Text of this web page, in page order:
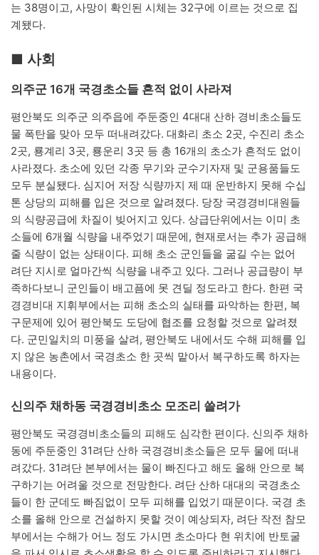
는 38명이고, 사망이 확인된 시체는 32구에 이르는 것으로 집
계됐다.
■ 사회
의주군 16개 국경초소들 흔적 없이 사라져
평안북도 의주군 의주읍에 주둔중인 4대대 산하 경비초소들도
물 폭탄을 맞아 모두 떠내려갔다. 대화리 초소 2곳, 수진리 초소
2곳, 룡계리 3곳, 룡운리 3곳 등 총 16개의 초소가 흔적도 없이
사라졌다. 초소에 있던 각종 무기와 군수기자재 및 군용품들도
모두 분실됐다. 심지어 저장 식량까지 제 때 운반하지 못해 수십
톤 상당의 피해를 입은 것으로 알려졌다. 당장 국경경비대원들
의 식량공급에 차질이 빚어지고 있다. 상급단위에서는 이미 초
소들에 6개월 식량을 내주었기 때문에, 현재로서는 추가 공급해
줄 식량이 없는 상태이다. 피해 초소 군인들을 굶길 수는 없어
려단 지시로 얼마간씩 식량을 내주고 있다. 그러나 공급량이 부
족하다보니 군인들이 배고픔에 못 견딜 정도라고 한다. 한편 국
경경비대 지휘부에서는 피해 초소의 실태를 파악하는 한편, 복
구문제에 있어 평안북도 도당에 협조를 요청할 것으로 알려졌
다. 군민일치의 미풍을 살려, 평안북도 내에서도 수해 피해를 입
지 않은 농촌에서 국경초소 한 곳씩 맡아서 복구하도록 하자는
내용이다.
신의주 채하동 국경경비초소 모조리 쓸려가
평안북도 국경경비초소들의 피해도 심각한 편이다. 신의주 채하
동에 주둔중인 31려단 산하 국경경비초소들은 모두 물에 떠내
려갔다. 31려단 본부에서는 물이 빠진다고 해도 올해 안으로 복
구하기는 어려울 것으로 전망한다. 려단 산하 대대의 국경초소
들이 한 군데도 빠짐없이 모두 피해를 입었기 때문이다. 국경 초
소를 올해 안으로 건설하지 못할 것이 예상되자, 려단 작전 참모
부에서는 수해가 어느 정도 가시면 초소마다 현 위치에 반토굴